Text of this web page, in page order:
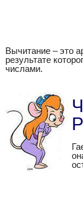
Вычитание – это
результате
числами.